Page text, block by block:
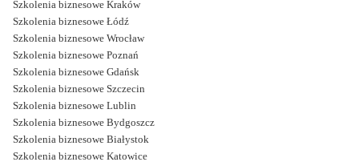
Szkolenia biznesowe Kraków
Szkolenia biznesowe Łódź
Szkolenia biznesowe Wrocław
Szkolenia biznesowe Poznań
Szkolenia biznesowe Gdańsk
Szkolenia biznesowe Szczecin
Szkolenia biznesowe Lublin
Szkolenia biznesowe Bydgoszcz
Szkolenia biznesowe Białystok
Szkolenia biznesowe Katowice